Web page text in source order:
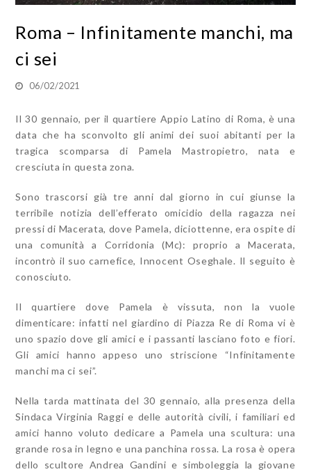
Roma – Infinitamente manchi, ma
ci sei
06/02/2021
Il 30 gennaio, per il quartiere Appio Latino di Roma, è una
data che ha sconvolto gli animi dei suoi abitanti per la
tragica scomparsa di Pamela Mastropietro, nata e
cresciuta in questa zona.
Sono trascorsi già tre anni dal giorno in cui giunse la
terribile notizia dell’efferato omicidio della ragazza nei
pressi di Macerata, dove Pamela, diciottenne, era ospite di
una comunità a Corridonia (Mc): proprio a Macerata,
incontrò il suo carnefice, Innocent Oseghale. Il seguito è
conosciuto.
Il quartiere dove Pamela è vissuta, non la vuole
dimenticare: infatti nel giardino di Piazza Re di Roma vi è
uno spazio dove gli amici e i passanti lasciano foto e fiori.
Gli amici hanno appeso uno striscione “Infinitamente
manchi ma ci sei”.
Nella tarda mattinata del 30 gennaio, alla presenza della
Sindaca Virginia Raggi e delle autorità civili, i familiari ed
amici hanno voluto dedicare a Pamela una scultura: una
grande rosa in legno e una panchina rossa. La rosa è opera
dello scultore Andrea Gandini e simboleggia la giovane